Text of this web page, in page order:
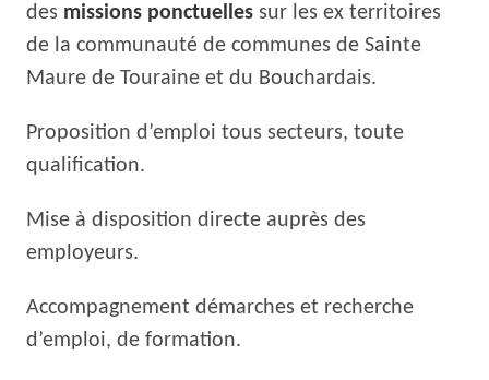
des missions ponctuelles sur les ex territoires
de la communauté de communes de Sainte
Maure de Touraine et du Bouchardais.
Proposition d’emploi tous secteurs, toute
qualification.
Mise à disposition directe auprès des
employeurs.
Accompagnement démarches et recherche
d’emploi, de formation.